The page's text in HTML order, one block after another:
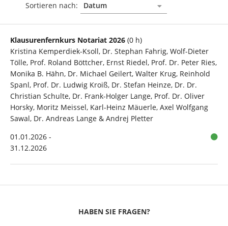
Sortieren nach:
Klausurenfernkurs Notariat 2026 (0 h)
Kristina Kemperdiek-Ksoll, Dr. Stephan Fahrig, Wolf-Dieter
Tölle, Prof. Roland Böttcher, Ernst Riedel, Prof. Dr. Peter Ries,
Monika B. Hähn, Dr. Michael Geilert, Walter Krug, Reinhold
Spanl, Prof. Dr. Ludwig Kroiß, Dr. Stefan Heinze, Dr. Dr.
Christian Schulte, Dr. Frank-Holger Lange, Prof. Dr. Oliver
Horsky, Moritz Meissel, Karl-Heinz Mäuerle, Axel Wolfgang
Sawal, Dr. Andreas Lange & Andrej Pletter
01.01.2026 -
31.12.2026
HABEN SIE FRAGEN?